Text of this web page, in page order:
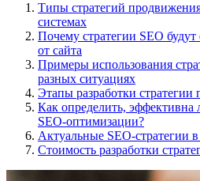
Типы стратегий
системах
Почему стратегии SEO будут
от сайта
Примеры использования
разных ситуациях
Этапы разработки стратегии
Как определить, эффективна
SEO-оптимизации?
Актуальные SEO-стратегии
Стоимость разработки